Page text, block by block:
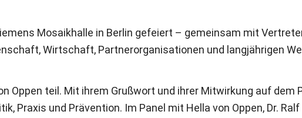
Mosaikhalle in Berlin gefeiert – gemeinsam mit
Wirtschaft, Partnerorganisationen und langjährigen
Oppen teil. Mit ihrem Grußwort und ihrer Mitwirkung auf dem
und Prävention. Im Panel mit Hella von Oppen, Dr. Ralf